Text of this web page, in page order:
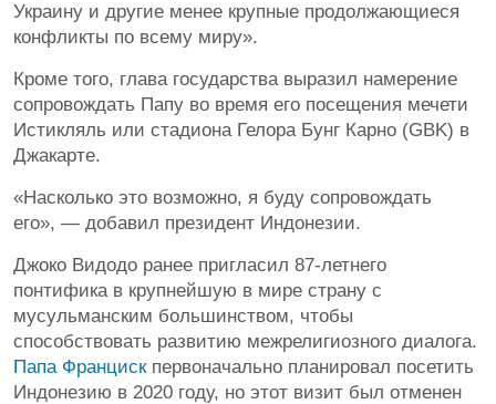
Украину и другие менее крупные продолжающиеся
конфликты по всему миру».
Кроме того, глава государства выразил намерение
сопровождать Папу во время его посещения мечети
Истикляль или стадиона Гелора Бунг Карно (GBK) в
Джакарте.
«Насколько это возможно, я буду сопровождать
его», — добавил президент Индонезии.
Джоко Видодо ранее пригласил 87-летнего
понтифика в крупнейшую в мире страну с
мусульманским большинством, чтобы
способствовать развитию межрелигиозного диалога.
Папа Францискпервоначально планировал посетить
Индонезию в 2020 году, но этот визит был отменен